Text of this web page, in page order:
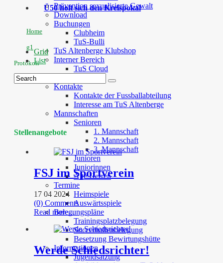
Prävention sexualisierte Gewalt
Download
Buchungen
Clubheim
TuS-Bulli
TuS Altenberge Klubshop
Interner Bereich
TuS Cloud
Fussball
Kontakte
Kontakte der Fussballabteilung
Interesse am TuS Altenberge
Mannschaften
Senioren
1. Mannschaft
2. Mannschaft
3. Mannschaft
Junioren
Juniorinnen
Alte Herren
Termine
Heimspiele
Auswärtsspiele
Belegungspläne
Trainingsplatzbelegung
Soccerhallenbelegung
Besetzung Bewirtungshütte
Informationen
Jugendsatzung
Ü50 holt sich den Kreispokal
Home
g1
Protokoll
Grid
List
Stellenangebote
FSJ im Sportverein
17 04 2024
(0) Comments
Read more...
Werde Schiedsrichter!